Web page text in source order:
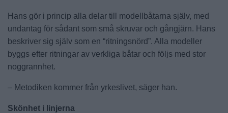
Hans gör i princip alla delar till modellbåtarna själv, med
undantag för sådant som små skruvar och gångjärn. Hans
beskriver sig själv som en “ritningsnörd”. Alla modeller
byggs efter ritningar av verkliga båtar och följs med stor
noggrannhet.
– Metodiken kommer från yrkeslivet, säger han.
Skönhet i linjerna